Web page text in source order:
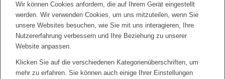
Wir können Cookies anfordern, die auf Ihrem Gerät eingestellt
werden. Wir verwenden Cookies, um uns mitzuteilen, wenn Sie
unsere Websites besuchen, wie Sie mit uns interagieren, Ihre
Nutzererfahrung verbessern und Ihre Beziehung zu unserer
Website anpassen.
Klicken Sie auf die verschiedenen Kategorienüberschriften, um
mehr zu erfahren. Sie können auch einige Ihrer Einstellungen